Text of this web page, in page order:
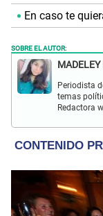
En caso te
SOBRE EL AUTOR:
Periodista
temas
Redactora
turismo,